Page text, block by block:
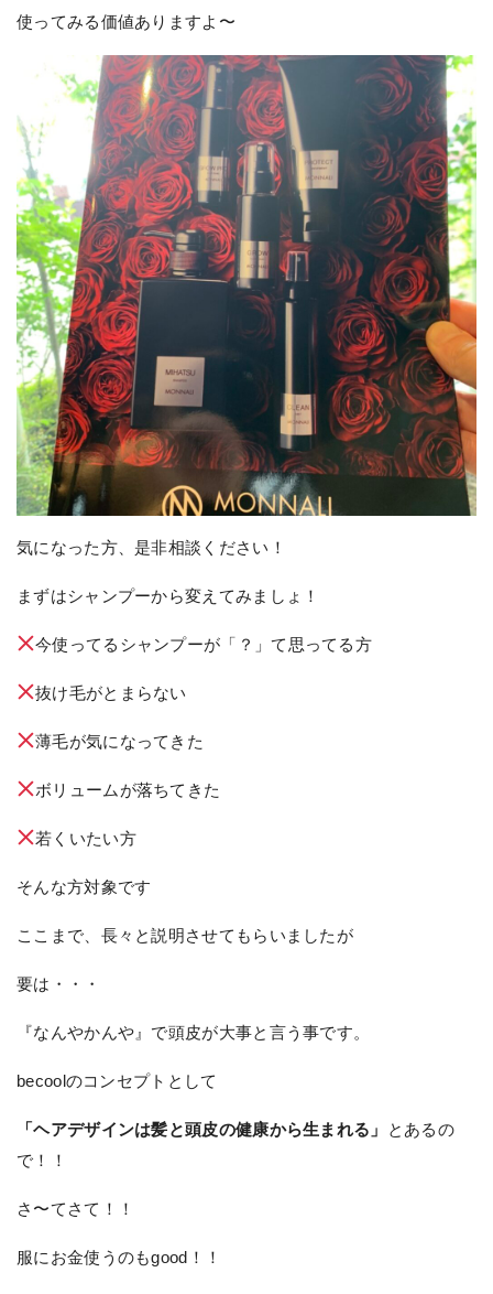
使ってみる価値ありますよ〜
気になった方、是非相談ください！
まずはシャンプーから変えてみましょ！
今使ってるシャンプーが「？」て思ってる方
抜け毛がとまらない
薄毛が気になってきた
ボリュームが落ちてきた
若くいたい方
そんな方対象です
ここまで、長々と説明させてもらいましたが
要は・・・
『なんやかんや』で頭皮が大事と言う事です。
becoolのコンセプトとして
「ヘアデザインは髪と頭皮の健康から生まれる」
とあるの
で！！
さ〜てさて！！
服にお金使うのもgood！！